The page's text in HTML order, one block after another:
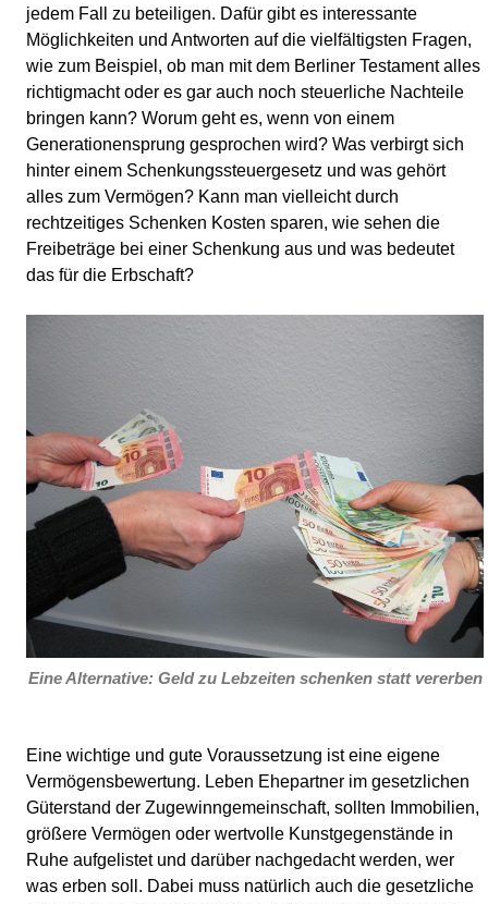
jedem Fall zu beteiligen. Dafür gibt es interessante
Möglichkeiten und Antworten auf die vielfältigsten Fragen,
wie zum Beispiel, ob man mit dem Berliner Testament alles
richtigmacht oder es gar auch noch steuerliche Nachteile
bringen kann? Worum geht es, wenn von einem
Generationensprung gesprochen wird? Was verbirgt sich
hinter einem Schenkungssteuergesetz und was gehört
alles zum Vermögen? Kann man vielleicht durch
rechtzeitiges Schenken Kosten sparen, wie sehen die
Freibeträge bei einer Schenkung aus und was bedeutet
das für die Erbschaft?
Eine Alternative: Geld zu Lebzeiten schenken statt vererben
Eine wichtige und gute Voraussetzung ist eine eigene
Vermögensbewertung. Leben Ehepartner im gesetzlichen
Güterstand der Zugewinngemeinschaft, sollten Immobilien,
größere Vermögen oder wertvolle Kunstgegenstände in
Ruhe aufgelistet und darüber nachgedacht werden, wer
was erben soll. Dabei muss natürlich auch die gesetzliche